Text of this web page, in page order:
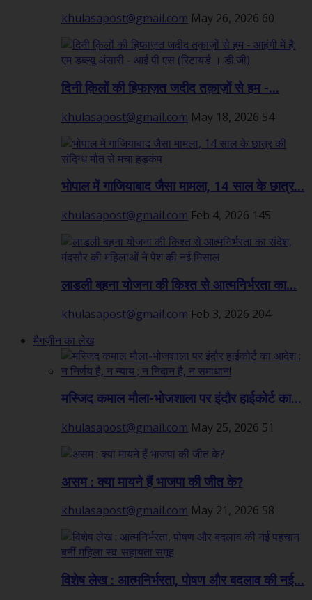
khulasapost@gmail.com May 26, 2026 60
दिनी क़िलों की हिफाज़त जदीद तक़ाज़ों से हम -...
khulasapost@gmail.com May 18, 2026 54
भोपाल में गाजियाबाद जैसा मामला, 14 साल के छात्र...
khulasapost@gmail.com Feb 4, 2026 145
लाडली बहना योजना की किश्त से आत्मनिर्भरता का...
khulasapost@gmail.com Feb 3, 2026 204
मैगज़ीन का लेख
मस्जिद कमाल मौला-भोजशाला पर इंदौर हाईकोर्ट का...
khulasapost@gmail.com May 25, 2026 51
असम : क्या मायने हैं भाजपा की जीत के?
khulasapost@gmail.com May 21, 2026 58
विशेष लेख : आत्मनिर्भरता, पोषण और बदलाव की नई...